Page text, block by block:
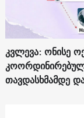
კვლევა: ონისე
თავდასხმამდე